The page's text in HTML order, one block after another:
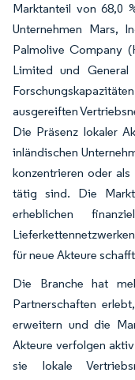
Marktanteil von 68,0
Unternehmen Mars,
Palmolive Company
Limited und General
ausgereiften
Die Präsenz lokaler
inländischen
konzentrieren oder
tätig sind. Die
erheblichen
für neue Akteure
Die Branche hat
Partnerschaften
erweitern und die
Akteure verfolgen
sie lokale